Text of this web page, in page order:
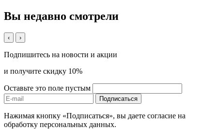
Вы недавно смотрели
‹ ›
Подпишитесь на новости и акции
и получите скидку 10%
Оставьте это поле пустым
Подписаться
Нажимая кнопку «Подписаться», вы даете согласие на
обработку персональных данных.